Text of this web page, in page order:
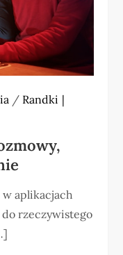
/ Randki
aplikacjach
rzeczywistego